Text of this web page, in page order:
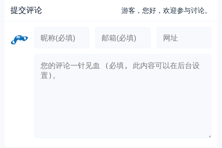
提交评论 游客，您好，欢迎参与讨论。